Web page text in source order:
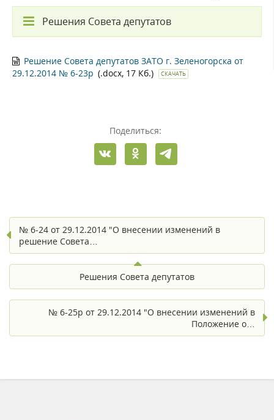
Решения Совета депутатов
Решение Совета депутатов ЗАТО г. Зеленогорска от
29.12.2014 № 6-23р (.docx, 17 Кб.) СКАЧАТЬ
Поделиться:
№ 6-24 от 29.12.2014 "О внесении изменений в
решение Совета…
Решения Совета депутатов
№ 6-25р от 29.12.2014 "О внесении изменений в
Положение о…